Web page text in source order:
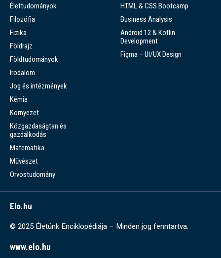
Élettudományok
Filozófia
Fizika
Földrajz
Földtudományok
Irodalom
Jog és intézmények
Kémia
Környezet
Közgazdaságtan és
gazdálkodás
Matematika
Művészet
Orvostudomány
HTML & CSS Bootcamp
Business Analysis
Android 12 & Kotlin
Development
Figma – UI/UX Design
Elo.hu
© 2025 Életünk Enciklopédiája – Minden jog fenntartva.
www.elo.hu